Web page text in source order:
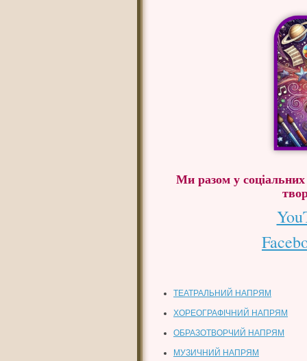
Ми разом у
ТЕАТРАЛЬНИЙ НАПРЯМ
ХОРЕОГРАФІЧНИЙ НАПРЯМ
ОБРАЗОТВОРЧИЙ НАПРЯМ
МУЗИЧНИЙ НАПРЯМ